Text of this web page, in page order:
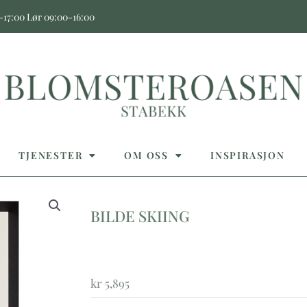
Lør 09:00-16:00
TJENESTER OM OSS INSPIRASJON
BILDE SKIING
kr 5,895